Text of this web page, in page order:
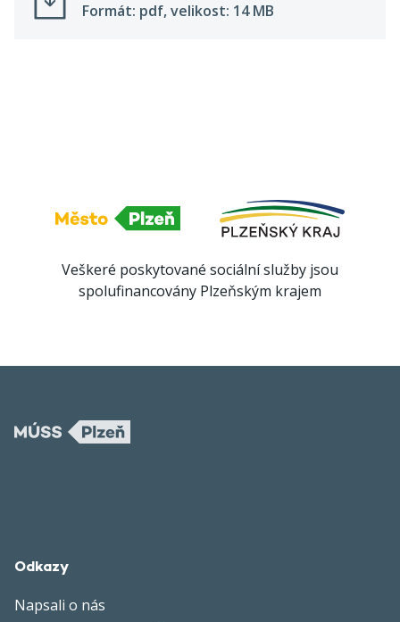
Formát: pdf, velikost: 14 MB
Veškeré poskytované sociální služby jsou
spolufinancovány Plzeňským krajem
Odkazy
Napsali o nás